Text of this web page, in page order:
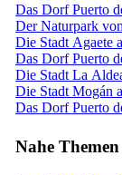
Das Dorf Puerto
Der Naturpark
Die Stadt Agaete
Das Dorf Puerto
Die Stadt La
Die Stadt Mogán
Das Dorf Puerto
Nahe Themen